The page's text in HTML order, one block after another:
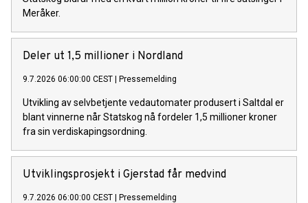
Meråker.
Deler ut 1,5 millioner i Nordland
9.7.2026 06:00:00 CEST | Pressemelding
Utvikling av selvbetjente vedautomater produsert i Saltdal er
blant vinnerne når Statskog nå fordeler 1,5 millioner kroner
fra sin verdiskapingsordning.
Utviklingsprosjekt i Gjerstad får medvind
9.7.2026 06:00:00 CEST | Pressemelding